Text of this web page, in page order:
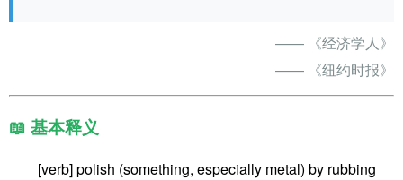
—— 《经济学人》
—— 《纽约时报》
📖 基本释义
[verb] polish (something, especially metal) by rubbing